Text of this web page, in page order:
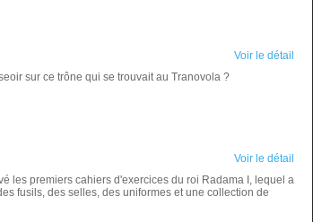
Voir le détail
sur ce trône qui se trouvait au Tranovola ?
Voir le détail
les premiers cahiers d'exercices du roi Radama I, lequel a
fusils, des selles, des uniformes et une collection de